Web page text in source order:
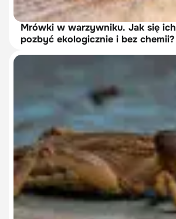
Mrówki w warzywniku. Jak się ich
pozbyć ekologicznie i bez chemii?